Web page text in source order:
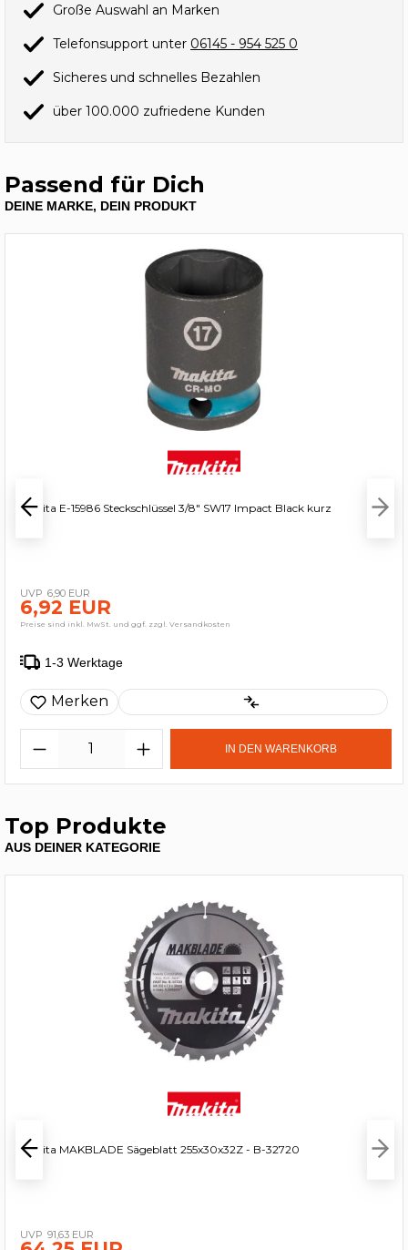
Große Auswahl an Marken
Telefonsupport unter 06145 - 954 525 0
Sicheres und schnelles Bezahlen
über 100.000 zufriedene Kunden
Passend für Dich
DEINE MARKE, DEIN PRODUKT
Makita E-15986 Steckschlüssel 3/8" SW17 Impact Black kurz
6,90 EUR
6,92 EUR
Preise sind inkl. MwSt. und ggf. zzgl. Versandkosten
1-3 Werktage
Merken
IN DEN WARENKORB
Top Produkte
AUS DEINER KATEGORIE
Makita MAKBLADE Sägeblatt 255x30x32Z - B-32720
91,63 EUR